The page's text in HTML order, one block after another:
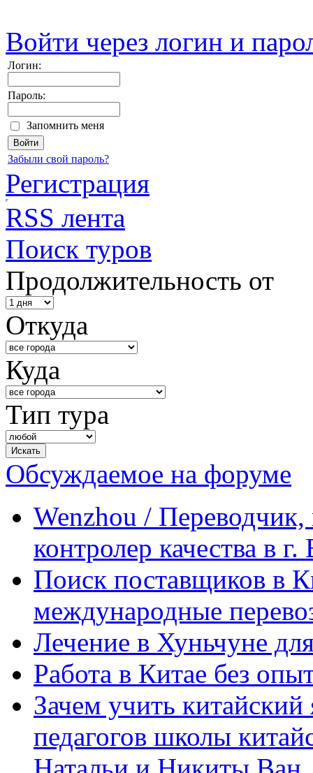
Войти через логин и
Логин:
Пароль:
Запомнить меня
Забыли свой пароль?
Регистрация
RSS лента
Поиск туров
Продолжительность от
Откуда
Куда
Тип тура
Обсуждаемое на форуме
Wenzhou / Переводчик,
контролер качества в
Поиск поставщиков в
международные
Лечение в Хуньчуне
Работа в Китае без
Зачем учить
педагогов школы